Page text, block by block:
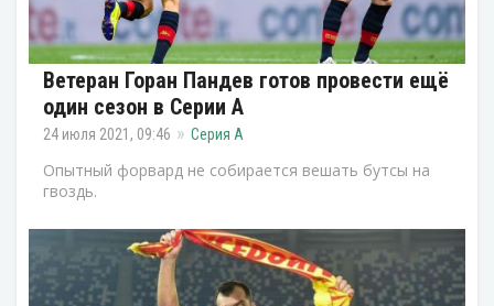
Ветеран Горан Пандев готов провести ещё
один сезон в Серии А
24 июля 2021, 09:46 Серия А
Опытный форвард не собирается вешать бутсы на
гвоздь.